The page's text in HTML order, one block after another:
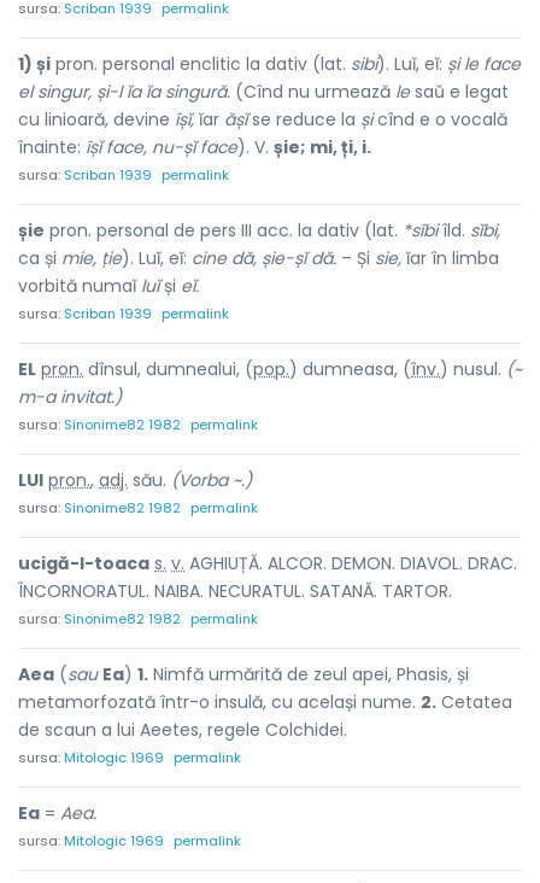
sursa: Scriban 1939 permalink
1) și pron. personal enclitic la dativ (lat. sibi). Luĭ, eĭ: și le face
el singur, și-l ĭa ĭa singură. (Cînd nu urmează lesaŭ e legat
cu linioară, devine îșĭ, ĭar ășĭse reduce la șicînd e o vocală
înainte: îșĭ face, nu-șĭ face). V. șie; mi, ți, i.
sursa: Scriban 1939 permalink
șie pron. personal de pers III acc. la dativ (lat. *sîbiîld. sĭbi,
ca și mie, ție). Luĭ, eĭ: cine dă, șie-șĭ dă. – Și sie, ĭar în limba
vorbită numaĭ luĭși eĭ.
sursa: Scriban 1939 permalink
EL pron. dînsul, dumnealui, (pop.) dumneasa, (înv.) nusul. (~
m-a invitat.)
sursa: Sinonime82 1982 permalink
LUI pron., adj. său. (Vorba ~.)
sursa: Sinonime82 1982 permalink
ucigă-l-toaca s. v. AGHIUȚĂ. ALCOR. DEMON. DIAVOL. DRAC.
ÎNCORNORATUL. NAIBA. NECURATUL. SATANĂ. TARTOR.
sursa: Sinonime82 1982 permalink
Aea (sau Ea) 1. Nimfă urmărită de zeul apei, Phasis, și
metamorfozată într-o insulă, cu același nume. 2. Cetatea
de scaun a lui Aeetes, regele Colchidei.
sursa:Mitologic 1969 permalink
Ea = Aea.
sursa:Mitologic 1969 permalink